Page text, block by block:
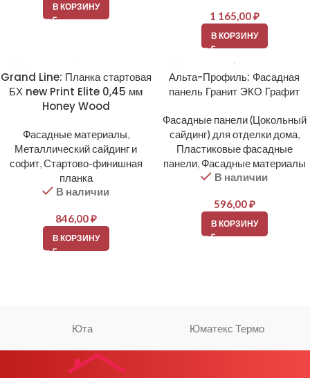
В КОРЗИНУ
1 165,00₽
В КОРЗИНУ
Grand Line: Планка стартовая
БХ new Print Elite 0,45 мм
Honey Wood
Фасадные материалы
Металлический сайдинг и
софит, Стартово-финишная
планка
В наличии
846,00₽
В КОРЗИНУ
Альта-Профиль: Фасадная
панель Гранит ЭКО Графит
Фасадные панели (Цокольный
сайдинг) для отделки дома,
Пластиковые фасадные
панели, Фасадные материалы
В наличии
596,00₽
В КОРЗИНУ
Юта Юматекс Термо